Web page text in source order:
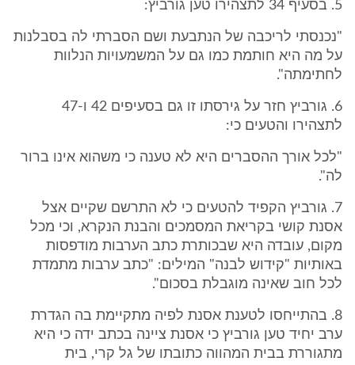
5. בסעיף 34 לתצהירו טען גורביץ:
"נכנסתי לריכבה של הנתבעת ושם הסברתי לה בסבלנות
על מה היא חותמת כמו גם על המשמעויות הנלוות
לחתימתה".
6. גורביץ חזר על גירסתו זו גם בסעיפים 42 ו-47
לתצהירו והטעים כי:
"לכל אורך ההסברים היא לא טענה כי משהוא אינו ברור
לה".
7. גורביץ הקפיד להטעים כי לא התרשם שקיים אצל
אסנת קושי בקריאת המסמכים והבנת הנקרא, וכי מכל
מקום, עובדה היא שבכותרת כתב הערבות מודפסות
באותיות "קידוש לבנה" המילים: "כתב ערבות מתמדת
לכל חוב שאינה מוגבלת בסכום".
8. בהתייחסו לטענת אסנת לפיה מתקיימת בה הגדרת
ערב יחיד טען גורביץ כי אסנת ציינה בכתב ידה כי היא
מתגוררת בבית המהווה כתובתו של גל קרי, בית